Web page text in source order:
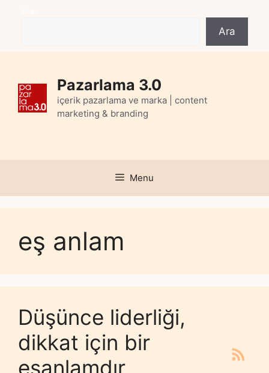
Ara
Pazarlama 3.0
içerik pazarlama ve marka | content
marketing & branding
Menu
eş anlam
Düşünce liderliği,
dikkat için bir
eşanlamdır